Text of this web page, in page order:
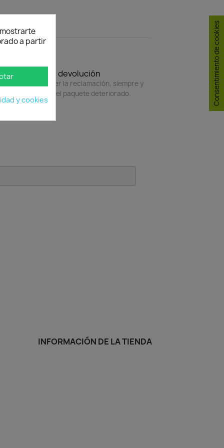
Política de devolución
horas para hacer la reclamación, siempre y
adjunte foto del paquete deteriorado.
INFORMACIÓN DE LA TIENDA
a partir
y cookies Consentimiento de cookies